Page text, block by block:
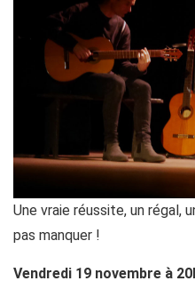
Une vraie réussite, un régal,
pas manquer !
Vendredi 19 novembre à